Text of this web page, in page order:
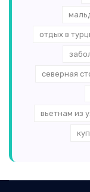
отдых в
северная
вьетнам из